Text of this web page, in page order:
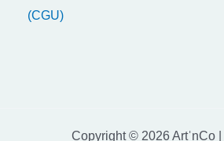
(CGU)
Copyright © 2026 ArtˈnCo